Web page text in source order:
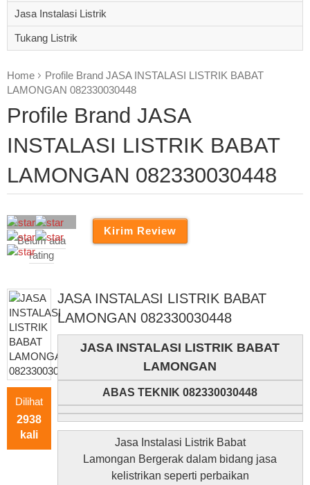
Jasa Instalasi Listrik
Tukang Listrik
Home
Profile Brand JASA INSTALASI LISTRIK BABAT
LAMONGAN 082330030448
Profile Brand JASA
INSTALASI LISTRIK BABAT
LAMONGAN 082330030448
Belum ada
rating
Dilihat
2938
kali
JASA INSTALASI LISTRIK BABAT
LAMONGAN 082330030448
JASA INSTALASI LISTRIK BABAT
LAMONGAN
ABAS TEKNIK 082330030448
Jasa Instalasi Listrik Babat
Lamongan Bergerak dalam bidang jasa
kelistrikan seperti perbaikan